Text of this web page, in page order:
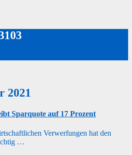
2021
Sparquote auf 17 Prozent
Verwerfungen hat den
…